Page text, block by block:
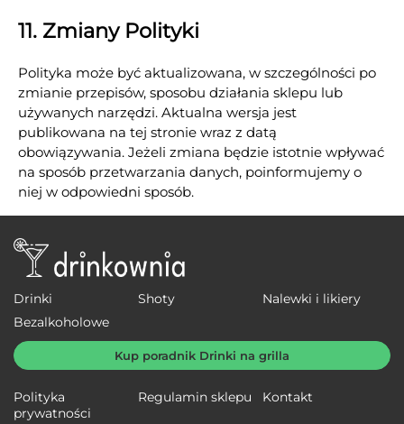
11. Zmiany Polityki
Polityka może być aktualizowana, w szczególności po
zmianie przepisów, sposobu działania sklepu lub
używanych narzędzi. Aktualna wersja jest
publikowana na tej stronie wraz z datą
obowiązywania. Jeżeli zmiana będzie istotnie wpływać
na sposób przetwarzania danych, poinformujemy o
niej w odpowiedni sposób.
Drinki Shoty
Nalewki i likiery
Bezalkoholowe
Kup poradnik Drinki na grilla
Polityka
prywatności
Regulamin sklepu Kontakt